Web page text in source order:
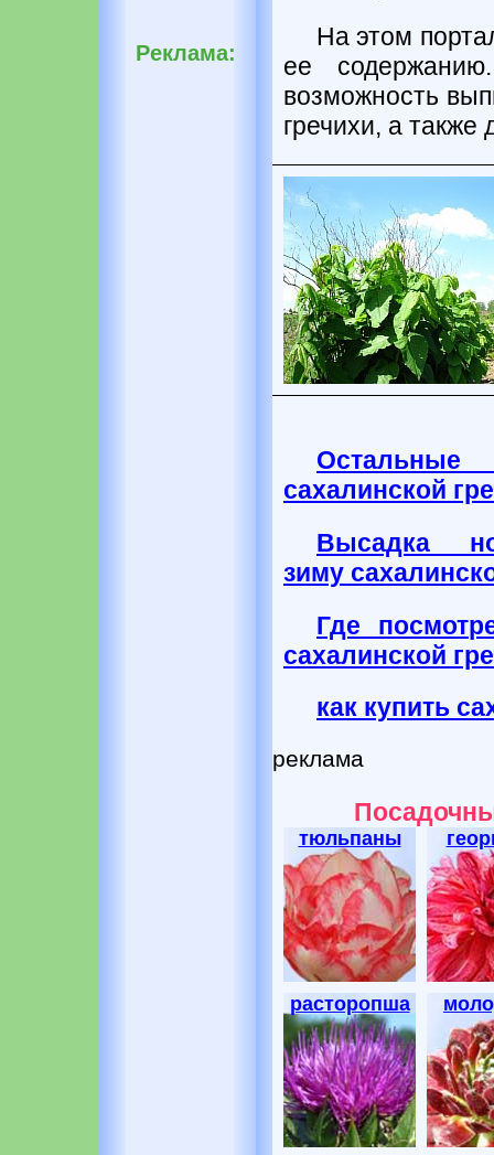
Реклама:
На этом
ее
возможность
гречихи, а также
сахалинской
Высадка
зиму
Где
сахалинской
как купить
реклама
тюльпаны
расторопша